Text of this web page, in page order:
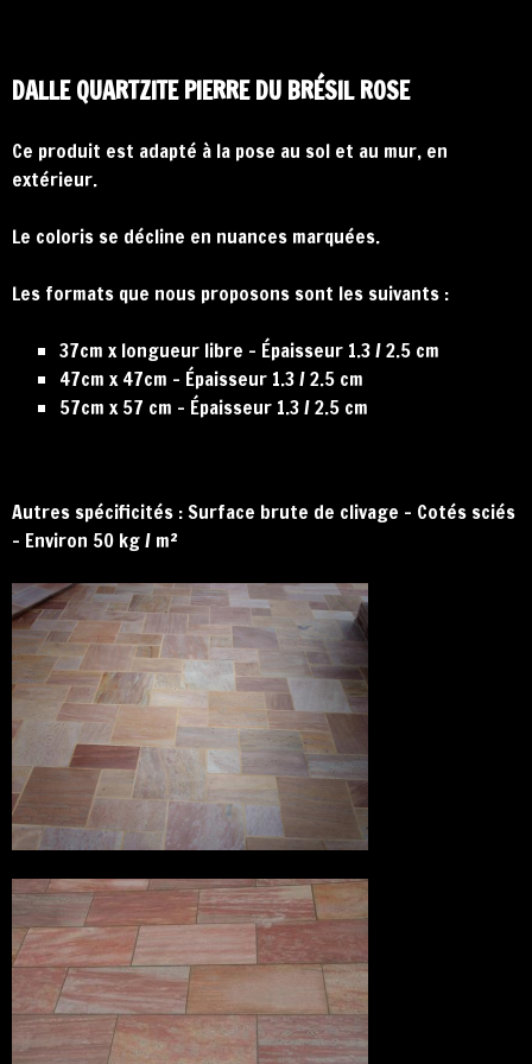
DALLE QUARTZITE PIERRE DU BRÉSIL ROSE
Ce produit est adapté à la pose au sol et au mur, en
extérieur.
Le coloris se décline en nuances marquées.
Les formats que nous proposons sont les suivants :
37cm x longueur libre – Épaisseur 1.3 / 2.5 cm
47cm x 47cm – Épaisseur 1.3 / 2.5 cm
57cm x 57 cm – Épaisseur 1.3 / 2.5 cm
Autres spécificités : Surface brute de clivage – Cotés sciés
– Environ 50 kg / m²